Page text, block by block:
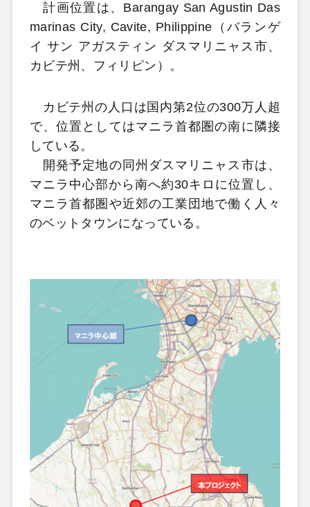
計画位置は、Barangay San Agustin Das
marinas City, Cavite, Philippine（バランゲ
イ サン アガスティン ダスマリニャス市、
カビテ州、フィリピン）。
カビテ州の人口は国内第2位の300万人超
で、位置としてはマニラ首都圏の南に隣接
している。
開発予定地の同州ダスマリニャス市は、
マニラ中心部から南へ約30キロに位置し、
マニラ首都圏や近郊の工業団地で働く人々
のベットタウンになっている。